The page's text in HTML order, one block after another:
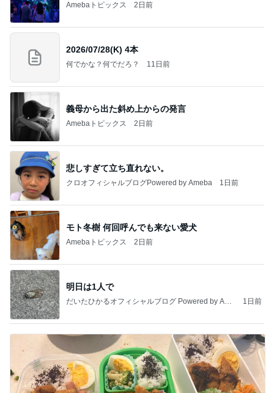
Amebaトピックス 2日前
2026/07/28(K) 4本
何でかな？何でだろ？ 11日前
義母から出た斜め上からの発言
Amebaトピックス 2日前
悲しすぎて立ち直れない。
クロオフィシャルブログPowered by Ameba 1日前
モト冬樹 何回呼んでも来ない愛犬
Amebaトピックス 2日前
明日は1人で
だいたひかるオフィシャルブログ Powered by Ame
1日前